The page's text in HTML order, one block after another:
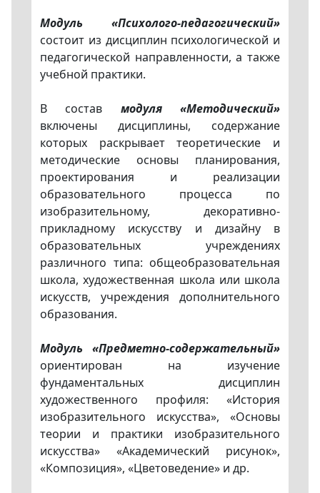
Модуль «Психолого-педагогический»
состоит из дисциплин психологической и
педагогической направленности, а также
учебной практики.
В состав модуля «Методический»
включены дисциплины, содержание
которых раскрывает теоретические и
методические основы планирования,
проектирования и реализации
образовательного процесса по
изобразительному, декоративно-
прикладному искусству и дизайну в
образовательных учреждениях
различного типа: общеобразовательная
школа, художественная школа или школа
искусств, учреждения дополнительного
образования.
Модуль «Предметно-содержательный»
ориентирован на изучение
фундаментальных дисциплин
художественного профиля: «История
изобразительного искусства», «Основы
теории и практики изобразительного
искусства» «Академический рисунок»,
«Композиция», «Цветоведение» и др.